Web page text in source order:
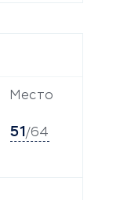
Место
51/64